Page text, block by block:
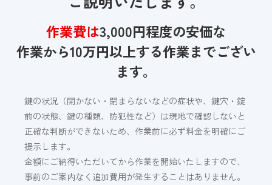
作業費は3,000円程度の安価な
作業から10万円以上する作業までござい
ます。
鍵の状況（開かない・閉まらないなどの症状や、鍵穴・錠
前の状態、鍵の種類、防犯性など）は現地で確認しないと
正確な判断ができないため、作業前に必ず料金を明確にご
提示します。
金額にご納得いただいてから作業を開始いたしますので、
事前のご案内なく追加費用が発生することはありません。